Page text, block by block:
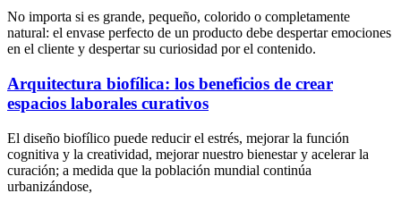
No importa si es grande, pequeño, colorido o completamente
natural: el envase perfecto de un producto debe despertar emociones
en el cliente y despertar su curiosidad por el contenido.
Arquitectura biofílica: los beneficios de crear
espacios laborales curativos
El diseño biofílico puede reducir el estrés, mejorar la función
cognitiva y la creatividad, mejorar nuestro bienestar y acelerar la
curación; a medida que la población mundial continúa
urbanizándose,